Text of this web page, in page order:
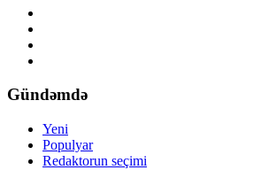
Gündəmdə
Yeni
Populyar
Redaktorun seçimi